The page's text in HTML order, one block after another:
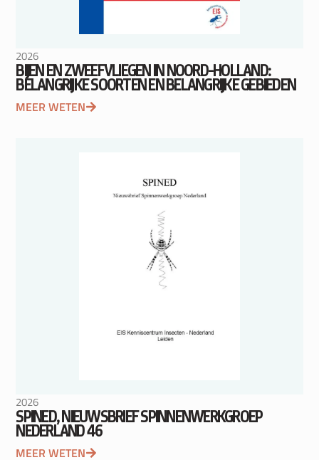
2026
BIJEN EN ZWEEFVLIEGEN IN NOORD-HOLLAND:
BELANGRIJKE SOORTEN EN BELANGRIJKE GEBIEDEN
MEER WETEN
2026
SPINED, NIEUWSBRIEF SPINNENWERKGROEP
NEDERLAND 46
MEER WETEN